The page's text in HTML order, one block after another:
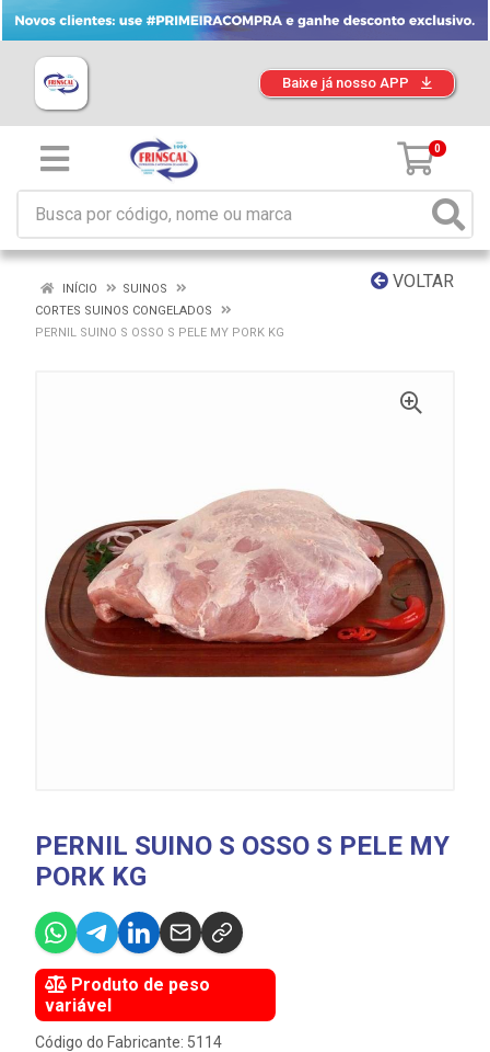
Baixe já nosso APP
0
VOLTAR
INÍCIO
SUINOS
CORTES SUINOS CONGELADOS
PERNIL SUINO S OSSO S PELE MY PORK KG
PERNIL SUINO S OSSO S PELE MY
PORK KG
Produto de peso
variável
Código do Fabricante: 5114